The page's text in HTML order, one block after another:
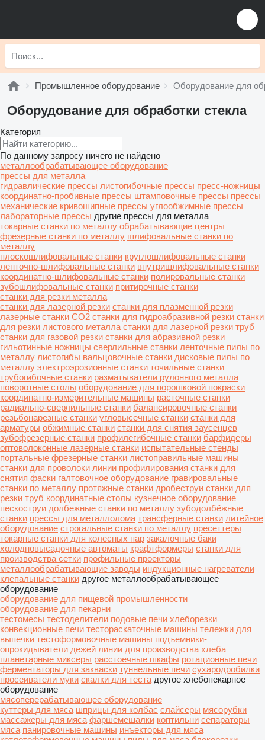
Промышленное оборудование Оборудование для
Оборудование для обработки стекла
Категория
По данному запросу ничего не найдено
металлообрабатывающее оборудование
прессы для металла
гидравлические прессы листогибочные прессы пресс-ножницы
координатно-пробивные прессы штамповочные прессы прессы
механические кривошипные прессы углообжимные прессы
лабораторные прессы другие прессы для металла
токарные станки по металлу обрабатывающие центры
фрезерные станки по металлу шлифовальные станки по
металлу
плоскошлифовальные станки круглошлифовальные станки
ленточно-шлифовальные станки внутришлифовальные станки
координатно-шлифовальные станки полировальные станки
зубошлифовальные станки притирочные станки
станки для резки металла
станки для лазерной резки станки для плазменной резки
лазерные станки CO2 станки для гидроабразивной резки станки
для резки листового металла станки для лазерной резки труб
станки для газовой резки станки для абразивной резки
гильотинные ножницы сверлильные станки ленточные пилы по
металлу листогибы вальцовочные станки дисковые пилы по
металлу электроэрозионные станки точильные станки
трубогибочные станки разматыватели рулонного металла
поворотные столы оборудование для порошковой покраски
координатно-измерительные машины расточные станки
радиально-сверлильные станки балансировочные станки
резьбонарезные станки угловысечные станки станки для
арматуры обжимные станки станки для снятия заусенцев
зубофрезерные станки профилегибочные станки барфидеры
оптоволоконные лазерные станки испытательные стенды
портальные фрезерные станки листоправильные машины
станки для проволоки линии профилирования станки для
снятия фаски галтовочное оборудование гравировальные
станки по металлу протяжные станки дробеструи станки для
резки труб координатные столы кузнечное оборудование
пескоструи долбежные станки по металлу зубодолбёжные
станки прессы для металлолома трансферные станки литейное
оборудование строгальные станки по металлу пресеттеры
токарные станки для колесных пар закалочные баки
холодновысадочные автоматы крафтформеры станки для
производства сетки профильные проекторы
металлообрабатывающие заводы индукционные нагреватели
клепальные станки другое металлообрабатывающее
оборудование
оборудование для пищевой промышленности
оборудование для пекарни
тестомесы тестоделители подовые печи хлеборезки
конвекционные печи тестораскаточные машины тележки для
выпечки тестоформовочные машины подъемники-
опрокидыватели дежей линии для производства хлеба
планетарные миксеры расстоечные шкафы ротационные печи
ферментаторы для закваски туннельные печи сухародробилки
просеиватели муки скалки для теста другое хлебопекарное
оборудование
мясоперерабатывающее оборудование
куттеры для мяса шприцы для колбас слайсеры мясорубки
массажеры для мяса фаршемешалки коптильни сепараторы
мяса панировочные машины инъекторы для мяса